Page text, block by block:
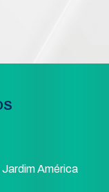
América